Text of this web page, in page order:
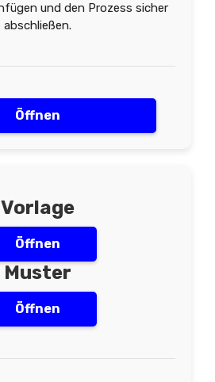
und den Prozess sicher
abschließen.
Öffnen
Vorlage
Öffnen
Muster
Öffnen